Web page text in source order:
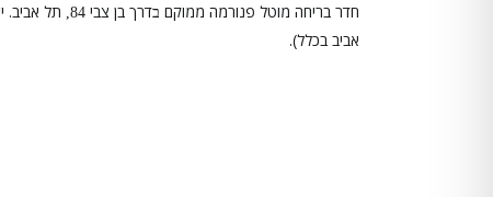
חדר בריחה מוטל פנורמה ממוקם בדרך בן צבי 84, תל אביב.
אביב בכלל).